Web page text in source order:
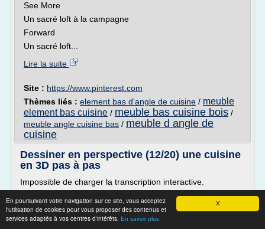
X
En poursuivant votre navigation sur ce site, vous acceptez
l'utilisation de cookies pour vous proposer des contenus et
services adaptés à vos centres d'intérêts. En savoir plus
See More
Un sacré loft à la campagne
Forward
Un sacré loft...
Lire la suite
Site : https://www.pinterest.com
Thèmes liés : element bas d'angle de cuisine / meuble
element bas cuisine / meuble bas cuisine bois /
meuble angle cuisine bas / meuble d angle de
cuisine
Dessiner en perspective (12/20) une cuisine
en 3D pas à pas
Impossible de charger la transcription interactive.
Pour évaluer une vidéo, vous devez la louer.
Cette fonctionnalité n'est pas disponible pour le...